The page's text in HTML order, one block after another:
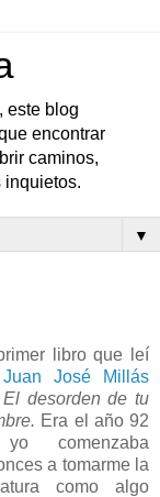
este blog
encontrar
caminos,
inquietos.
▼
libro que leí
Juan José Millás
El desorden de tu
Era el año 92
comenzaba
a tomarme la
como algo